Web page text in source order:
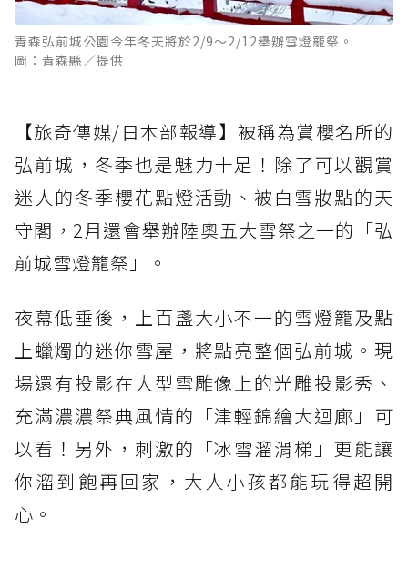
青森弘前城公園今年冬天將於2/9〜2/12舉辦雪燈籠祭。
圖：青森縣／提供
【旅奇傳媒/日本部報導】被稱為賞櫻名所的
弘前城，冬季也是魅力十足！除了可以觀賞
迷人的冬季櫻花點燈活動、被白雪妝點的天
守閣，2月還會舉辦陸奧五大雪祭之一的「弘
前城雪燈籠祭」。
夜幕低垂後，上百盞大小不一的雪燈籠及點
上蠟燭的迷你雪屋，將點亮整個弘前城。現
場還有投影在大型雪雕像上的光雕投影秀、
充滿濃濃祭典風情的「津輕錦繪大迴廊」可
以看！另外，刺激的「冰雪溜滑梯」更能讓
你溜到飽再回家，大人小孩都能玩得超開
心。